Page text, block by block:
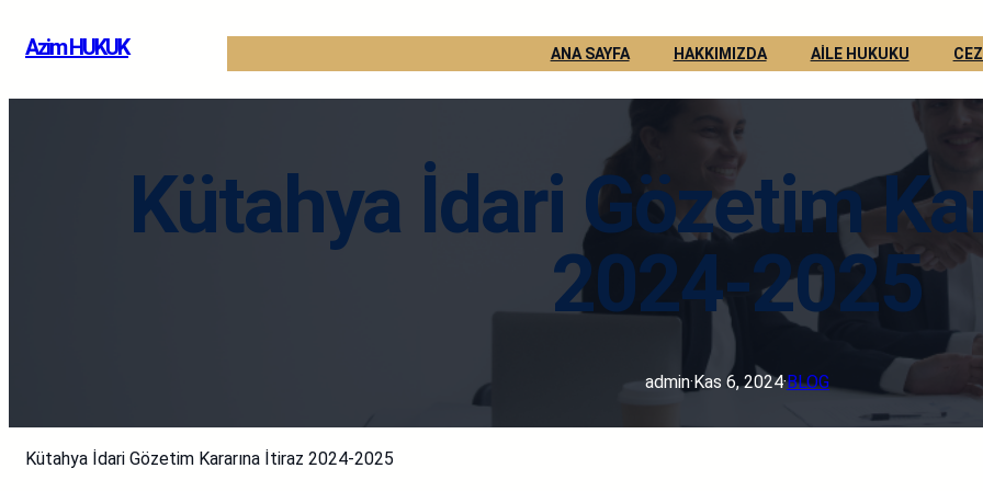
geç
Azim HUKUK ANA SAYFA HAKKIMIZDA AİLE HUKUKU
Kütahya İdari Gözetim
2024-2025
admin·Kas 6, 2024·BLOG
Kütahya İdari Gözetim Kararına İtiraz 2024-2025